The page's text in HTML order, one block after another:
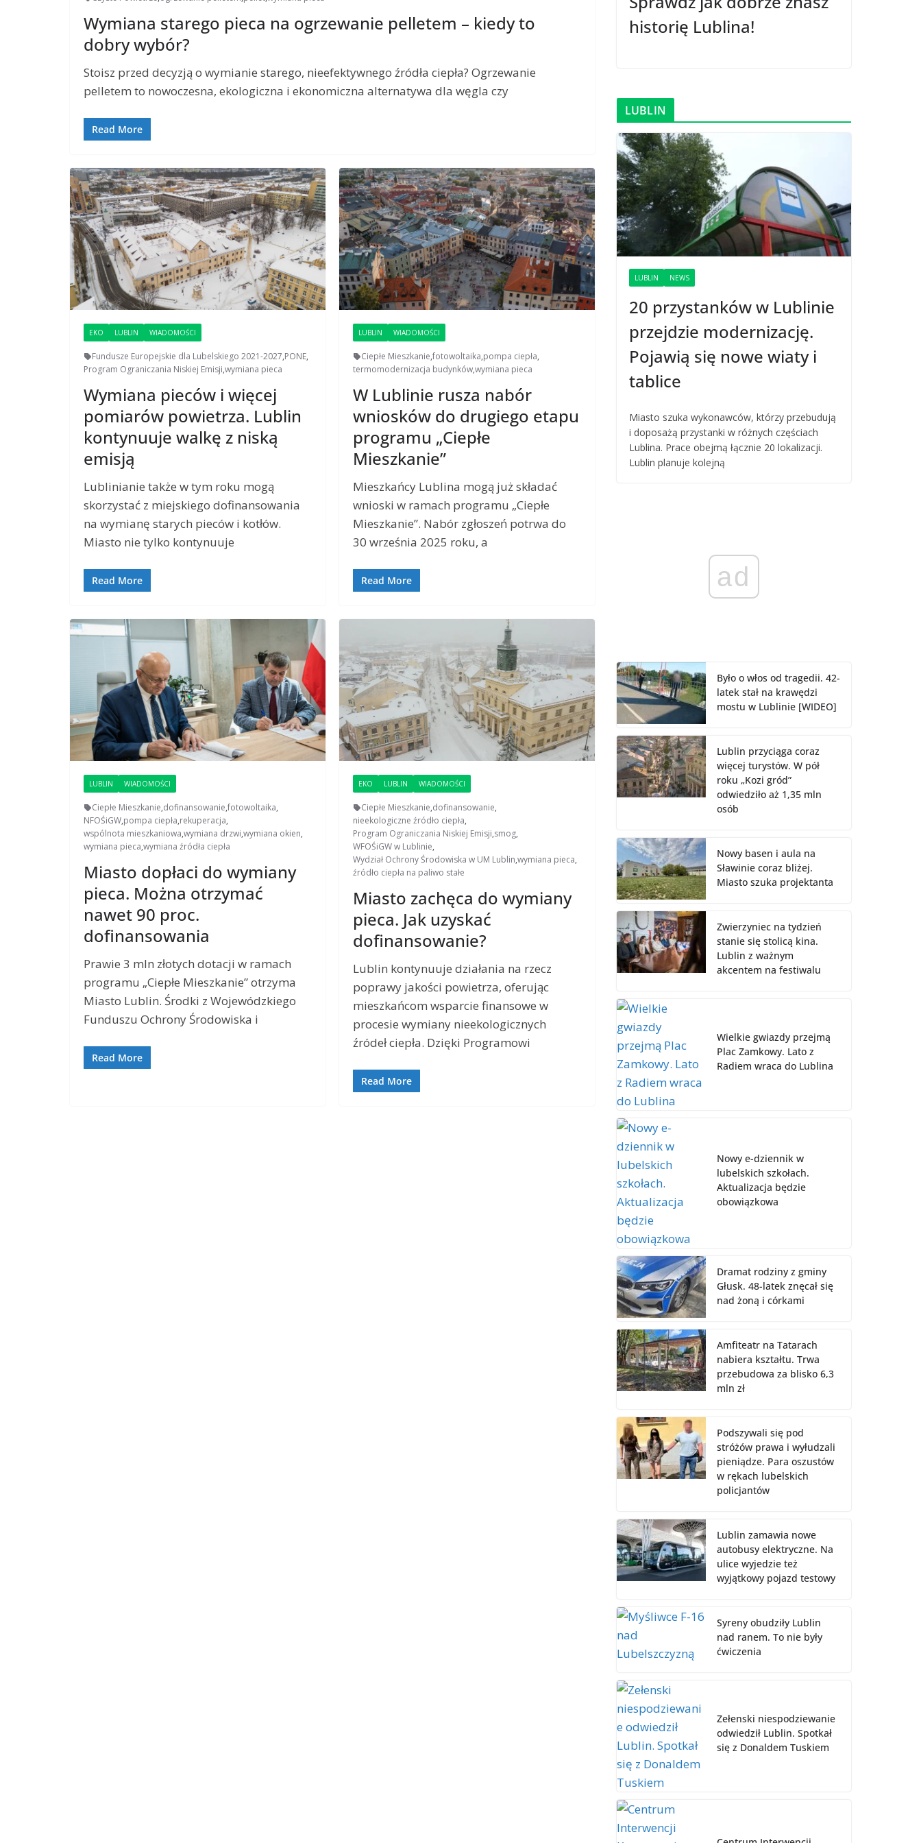
Wymiana starego pieca na ogrzewanie pelletem – kiedy to
dobry wybór?
Stoisz przed decyzją o wymianie starego, nieefektywnego źródła ciepła? Ogrzewanie
pelletem to nowoczesna, ekologiczna i ekonomiczna alternatywa dla węgla czy
Read More
EKO LUBLIN WIADOMOŚCI
Fundusze Europejskie dla Lubelskiego 2021-2027,PONE,
Program Ograniczania Niskiej Emisji,wymiana pieca
Wymiana pieców i więcej
pomiarów powietrza. Lublin
kontynuuje walkę z niską
emisją
Lublinianie także w tym roku mogą
skorzystać z miejskiego dofinansowania
na wymianę starych pieców i kotłów.
Miasto nie tylko kontynuuje
Read More
LUBLIN WIADOMOŚCI
Ciepłe Mieszkanie,fotowoltaika,pompa ciepła,
termomodernizacja budynków,wymiana pieca
W Lublinie rusza nabór
wniosków do drugiego etapu
programu „Ciepłe
Mieszkanie”
Mieszkańcy Lublina mogą już składać
wnioski w ramach programu „Ciepłe
Mieszkanie”. Nabór zgłoszeń potrwa do
30 września 2025 roku, a
Read More
LUBLIN WIADOMOŚCI
Ciepłe Mieszkanie,dofinansowanie,fotowoltaika,
NFOŚiGW,pompa ciepła,rekuperacja,
wspólnota mieszkaniowa,wymiana drzwi,wymiana okien,
wymiana pieca,wymiana źródła ciepła
Miasto dopłaci do wymiany
pieca. Można otrzymać
nawet 90 proc.
dofinansowania
Prawie 3 mln złotych dotacji w ramach
programu „Ciepłe Mieszkanie” otrzyma
Miasto Lublin. Środki z Wojewódzkiego
Funduszu Ochrony Środowiska i
Read More
EKO LUBLIN WIADOMOŚCI
Ciepłe Mieszkanie,dofinansowanie,
nieekologiczne źródło ciepła,
Program Ograniczania Niskiej Emisji,smog,
WFOŚiGW w Lublinie,
Wydział Ochrony Środowiska w UM Lublin,wymiana pieca,
źródło ciepła na paliwo stałe
Miasto zachęca do wymiany
pieca. Jak uzyskać
dofinansowanie?
Lublin kontynuuje działania na rzecz
poprawy jakości powietrza, oferując
mieszkańcom wsparcie finansowe w
procesie wymiany nieekologicznych
źródeł ciepła. Dzięki Programowi
Read More
historię Lublina!
LUBLIN
LUBLIN NEWS
20 przystanków w Lublinie
przejdzie modernizację.
Pojawią się nowe wiaty i
tablice
Miasto szuka wykonawców, którzy przebudują
i doposażą przystanki w różnych częściach
Lublina. Prace obejmą łącznie 20 lokalizacji.
Lublin planuje kolejną
ad
Było o włos od tragedii. 42-
latek stał na krawędzi
mostu w Lublinie [WIDEO]
Lublin przyciąga coraz
więcej turystów. W pół
roku „Kozi gród”
odwiedziło aż 1,35 mln
osób
Nowy basen i aula na
Sławinie coraz bliżej.
Miasto szuka projektanta
Zwierzyniec na tydzień
stanie się stolicą kina.
Lublin z ważnym
akcentem na festiwalu
Wielkie gwiazdy przejmą
Plac Zamkowy. Lato z
Radiem wraca do Lublina
Nowy e-dziennik w
lubelskich szkołach.
Aktualizacja będzie
obowiązkowa
Dramat rodziny z gminy
Głusk. 48-latek znęcał się
nad żoną i córkami
Amfiteatr na Tatarach
nabiera kształtu. Trwa
przebudowa za blisko 6,3
mln zł
Podszywali się pod
stróżów prawa i wyłudzali
pieniądze. Para oszustów
w rękach lubelskich
policjantów
Lublin zamawia nowe
autobusy elektryczne. Na
ulice wyjedzie też
wyjątkowy pojazd testowy
Syreny obudziły Lublin
nad ranem. To nie były
ćwiczenia
Zełenski niespodziewanie
odwiedził Lublin. Spotkał
się z Donaldem Tuskiem